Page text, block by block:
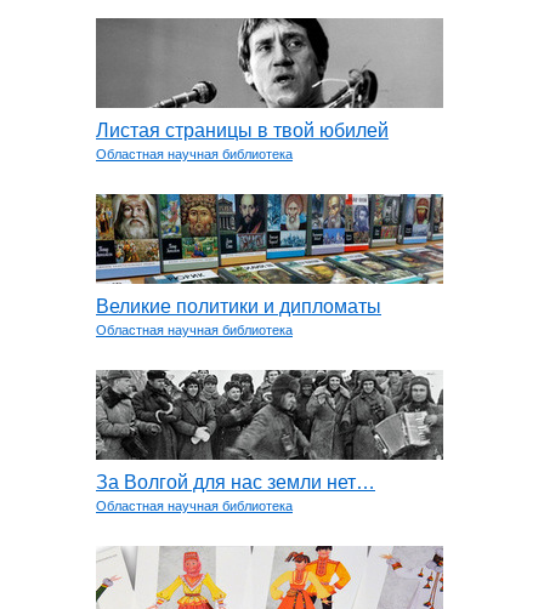
Листая страницы в твой юбилей
Областная научная библиотека
Великие политики и дипломаты
Областная научная библиотека
За Волгой для нас земли нет…
Областная научная библиотека